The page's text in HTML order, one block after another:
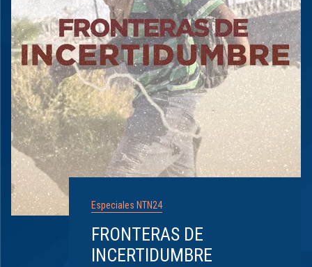
Especiales NTN24
FRONTERAS DE
INCERTIDUMBRE